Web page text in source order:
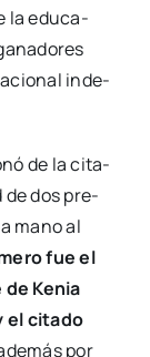
la edu­ca­
inde­
de la cita­
de dos pre­
mano al
fue el
Kenia
el cita­do
por